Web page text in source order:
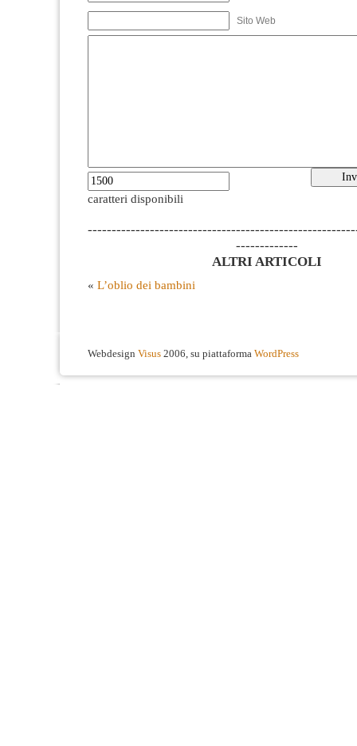
Sito Web
caratteri disponibili
-------------
ALTRI ARTICOLI
« L’oblio dei bambini
Webdesign Visus 2006, su piattaforma WordPress